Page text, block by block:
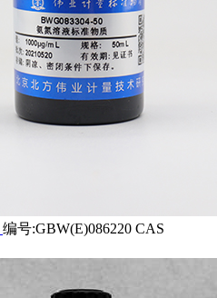
编号:GBW(E)086220 CAS